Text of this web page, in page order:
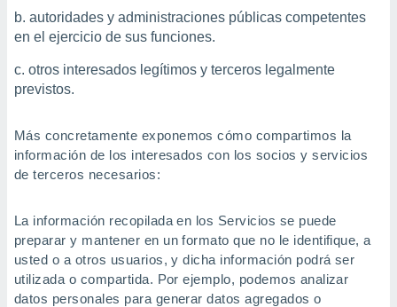
autoridades y administraciones públicas competentes
en el ejercicio de sus funciones.
otros interesados legítimos y terceros legalmente
previstos.
Más concretamente exponemos cómo compartimos la
información de los interesados con los socios y servicios
de terceros necesarios:
La información recopilada en los Servicios se puede
preparar y mantener en un formato que no le identifique, a
usted o a otros usuarios, y dicha información podrá ser
utilizada o compartida. Por ejemplo, podemos analizar
datos personales para generar datos agregados o